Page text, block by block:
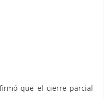
que el cierre parcial